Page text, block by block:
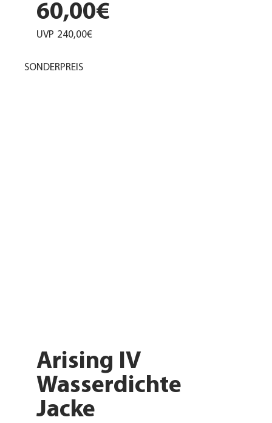
60,00€
UVP 240,00€
Arising IV
Wasserdichte
Jacke
SONDERPREIS